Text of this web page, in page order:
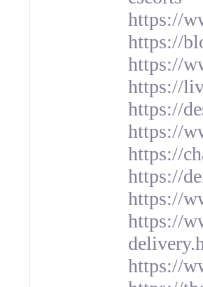
https://
https://
https://
https://
https://
https://
https://
https://
https://
https://
https://